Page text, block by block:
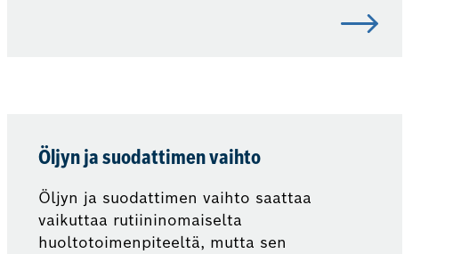
Öljyn ja suodattimen vaihto
Öljyn ja suodattimen vaihto saattaa
vaikuttaa rutiininomaiselta
huoltotoimenpiteeltä, mutta sen